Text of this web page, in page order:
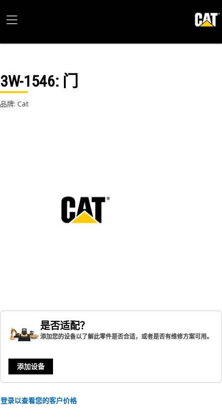
3W-1546: 门
品牌: Cat
是否适配？
添加您的设备以了解此零件是否合适，或者是否有维修方案可用。
添加设备
登录以查看您的客户价格